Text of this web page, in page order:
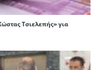
Τσιελεπής» για